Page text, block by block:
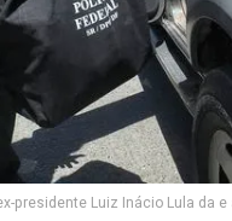
presidente Luiz Inácio Lula da